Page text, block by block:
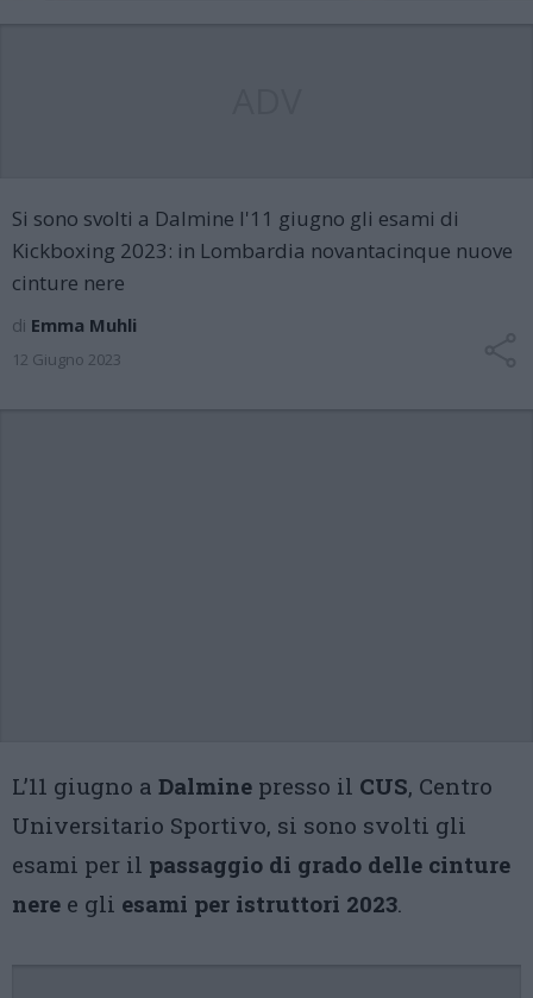
Si sono svolti a Dalmine l'11 giugno gli esami di
Kickboxing 2023: in Lombardia novantacinque nuove
cinture nere
di Emma Muhli
12 Giugno 2023
L’11 giugno a Dalmine presso il CUS, Centro
Universitario Sportivo, si sono svolti gli
esami per il passaggio di grado delle cinture
nere e gli esami per istruttori 2023.